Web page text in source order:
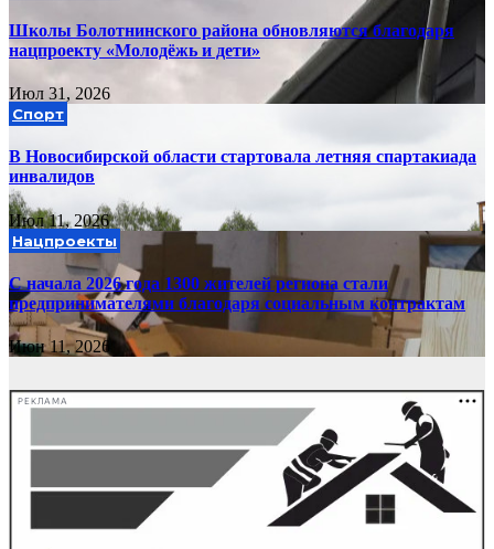
Школы Болотнинского района обновляются благодаря
нацпроекту «Молодёжь и дети»
Июл 31, 2026
Спорт
В Новосибирской области стартовала летняя спартакиада
инвалидов
Июл 11, 2026
Нацпроекты
С начала 2026 года 1300 жителей региона стали
предпринимателями благодаря социальным контрактам
Июн 11, 2026
РЕКЛАМА